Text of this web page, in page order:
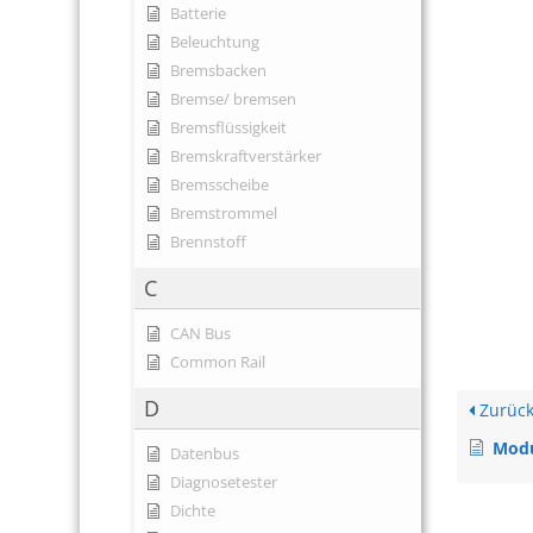
Batterie
Beleuchtung
Bremsbacken
Bremse/ bremsen
Bremsflüssigkeit
Bremskraftverstärker
Bremsscheibe
Bremstrommel
Brennstoff
C
CAN Bus
Common Rail
D
Datenbus
Diagnosetester
Dichte